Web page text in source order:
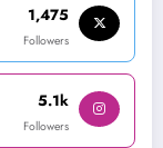
1,475
Followers
5.1k
Followers